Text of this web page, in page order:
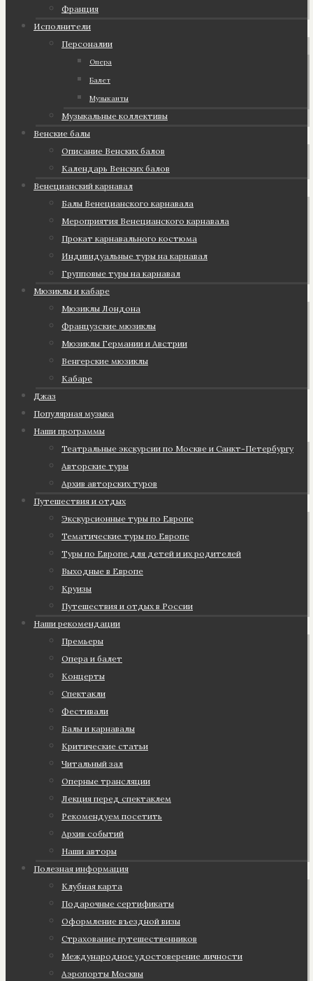
Франция
Исполнители
Персоналии
Опера
Балет
Музыканты
Музыкальные коллективы
Венские балы
Описание Венских балов
Календарь Венских балов
Венецианский карнавал
Балы Венецианского карнавала
Мероприятия Венецианского карнавала
Прокат карнавального костюма
Индивидуальные туры на карнавал
Групповые туры на карнавал
Мюзиклы и кабаре
Мюзиклы Лондона
Французские мюзиклы
Мюзиклы Германии и Австрии
Венгерские мюзиклы
Кабаре
Джаз
Популярная музыка
Наши программы
Театральные экскурсии по Москве и Санкт-Петербургу
Авторские туры
Архив авторских туров
Путешествия и отдых
Экскурсионные туры по Европе
Тематические туры по Европе
Туры по Европе для детей и их родителей
Выходные в Европе
Круизы
Путешествия и отдых в России
Наши рекомендации
Премьеры
Опера и балет
Концерты
Спектакли
Фестивали
Балы и карнавалы
Критические статьи
Читальный зал
Оперные трансляции
Лекция перед спектаклем
Рекомендуем посетить
Архив событий
Наши авторы
Полезная информация
Клубная карта
Подарочные сертификаты
Оформление въездной визы
Страхование путешественников
Международное удостоверение личности
Аэропорты Москвы